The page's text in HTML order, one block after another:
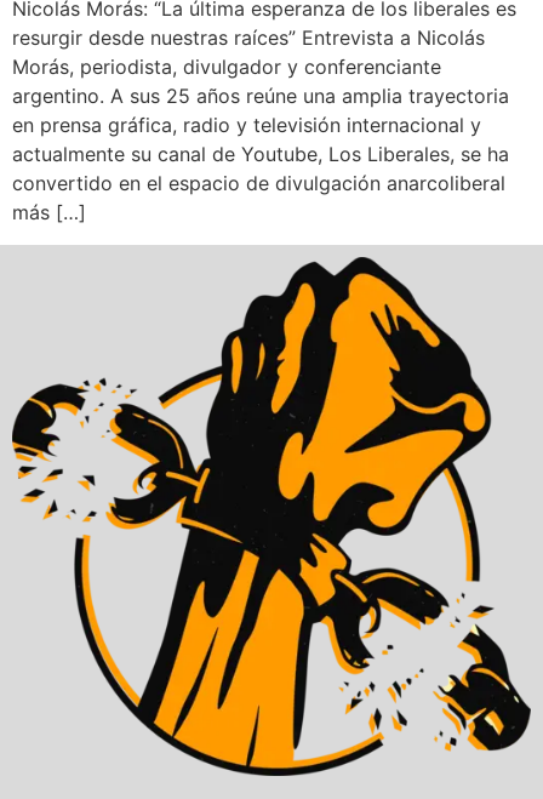
Nicolás Morás: “La última esperanza de los liberales es
resurgir desde nuestras raíces” Entrevista a Nicolás
Morás, periodista, divulgador y conferenciante
argentino. A sus 25 años reúne una amplia trayectoria
en prensa gráfica, radio y televisión internacional y
actualmente su canal de Youtube, Los Liberales, se ha
convertido en el espacio de divulgación anarcoliberal
más […]